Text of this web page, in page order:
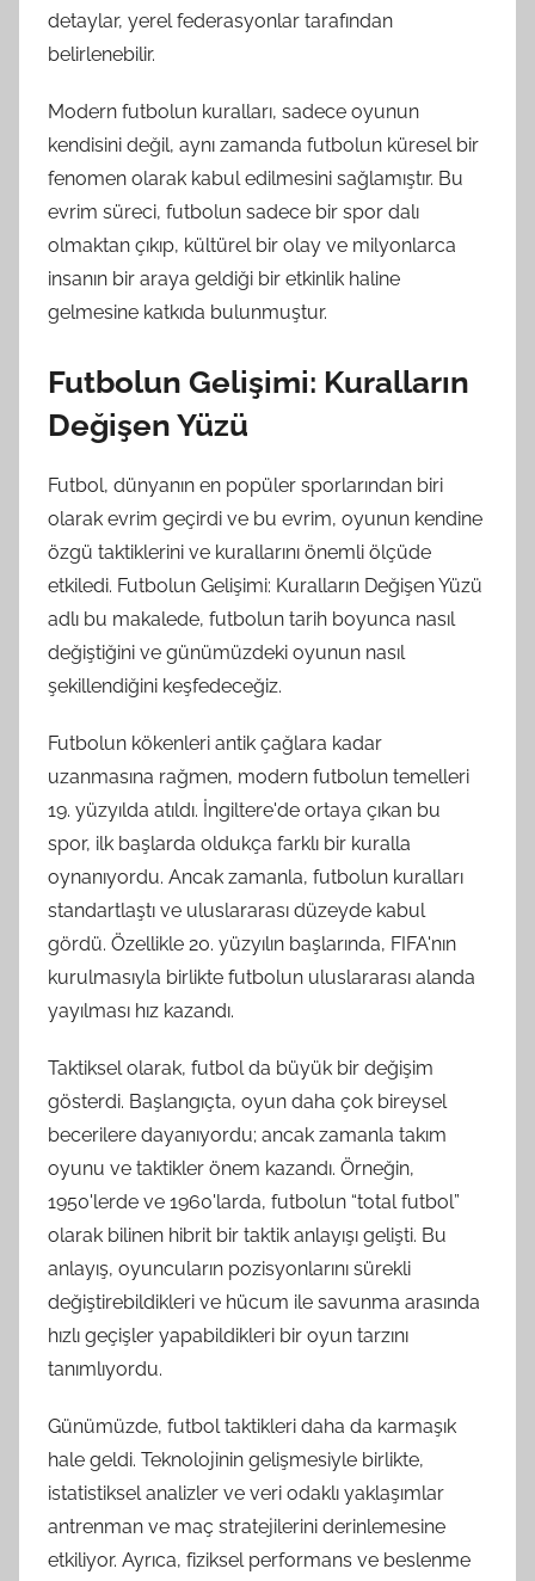
detaylar, yerel federasyonlar tarafından
belirlenebilir.
Modern futbolun kuralları, sadece oyunun
kendisini değil, aynı zamanda futbolun küresel bir
fenomen olarak kabul edilmesini sağlamıştır. Bu
evrim süreci, futbolun sadece bir spor dalı
olmaktan çıkıp, kültürel bir olay ve milyonlarca
insanın bir araya geldiği bir etkinlik haline
gelmesine katkıda bulunmuştur.
Futbolun Gelişimi: Kuralların
Değişen Yüzü
Futbol, dünyanın en popüler sporlarından biri
olarak evrim geçirdi ve bu evrim, oyunun kendine
özgü taktiklerini ve kurallarını önemli ölçüde
etkiledi. Futbolun Gelişimi: Kuralların Değişen Yüzü
adlı bu makalede, futbolun tarih boyunca nasıl
değiştiğini ve günümüzdeki oyunun nasıl
şekillendiğini keşfedeceğiz.
Futbolun kökenleri antik çağlara kadar
uzanmasına rağmen, modern futbolun temelleri
19. yüzyılda atıldı. İngiltere'de ortaya çıkan bu
spor, ilk başlarda oldukça farklı bir kuralla
oynanıyordu. Ancak zamanla, futbolun kuralları
standartlaştı ve uluslararası düzeyde kabul
gördü. Özellikle 20. yüzyılın başlarında, FIFA'nın
kurulmasıyla birlikte futbolun uluslararası alanda
yayılması hız kazandı.
Taktiksel olarak, futbol da büyük bir değişim
gösterdi. Başlangıçta, oyun daha çok bireysel
becerilere dayanıyordu; ancak zamanla takım
oyunu ve taktikler önem kazandı. Örneğin,
1950'lerde ve 1960'larda, futbolun “total futbol”
olarak bilinen hibrit bir taktik anlayışı gelişti. Bu
anlayış, oyuncuların pozisyonlarını sürekli
değiştirebildikleri ve hücum ile savunma arasında
hızlı geçişler yapabildikleri bir oyun tarzını
tanımlıyordu.
Günümüzde, futbol taktikleri daha da karmaşık
hale geldi. Teknolojinin gelişmesiyle birlikte,
istatistiksel analizler ve veri odaklı yaklaşımlar
antrenman ve maç stratejilerini derinlemesine
etkiliyor. Ayrıca, fiziksel performans ve beslenme